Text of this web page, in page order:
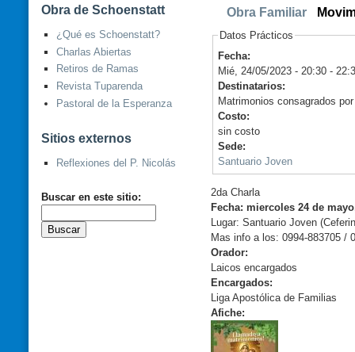
Obra de Schoenstatt
¿Qué es Schoenstatt?
Charlas Abiertas
Retiros de Ramas
Revista Tuparenda
Pastoral de la Esperanza
Sitios externos
Reflexiones del P. Nicolás
Buscar en este sitio:
Obra Familiar
Datos Prácticos
Fecha:
Mié, 24/05/2023 - 20:30 -
Destinatarios:
Matrimonios consagrados
Costo:
sin costo
Sede:
Santuario Joven
2da Charla
Fecha: miercoles 24 de
Lugar: Santuario Joven
Mas info a los: 0994-883705 /
Orador:
Laicos encargados
Encargados:
Liga Apostólica de Familias
Afiche: